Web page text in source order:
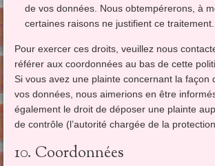
de vos données. Nous obtempérerons, à
certaines raisons ne justifient ce traitement.
Pour exercer ces droits, veuillez nous
référer aux coordonnées au bas de cette
Si vous avez une plainte concernant la façon
vos données, nous aimerions en être
également le droit de déposer une plainte
de contrôle (l’autorité chargée de la
10. Coordonnées